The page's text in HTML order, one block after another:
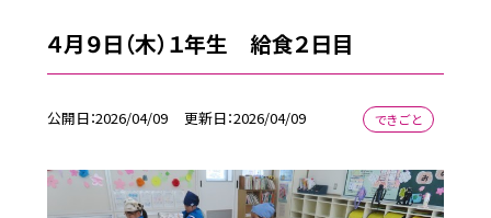
４月９日（木）１年生 給食２日目
公開日 2026/04/09 更新日 2026/04/09 できごと